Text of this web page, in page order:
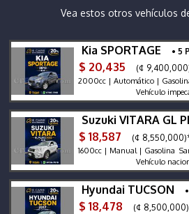
Vea estos otros vehículos
Kia SPORTAGE • 5
$ 20,435
(¢
2000cc | Automático |
Vehículo
Suzuki VITARA GL
$ 18,587
(¢
1600cc | Manual | Gasolina
Vehículo nacional,
Hyundai TUCSON
$ 18,478
(¢